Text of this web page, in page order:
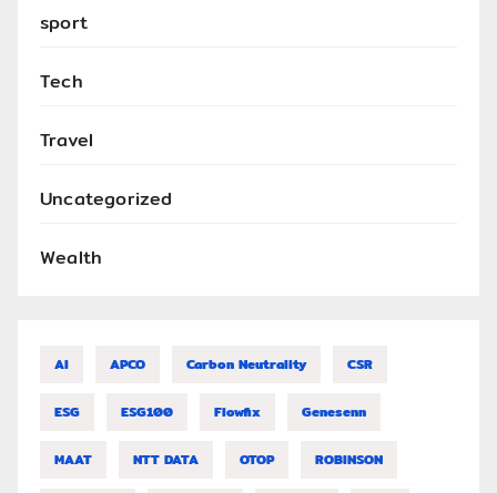
sport
Tech
Travel
Uncategorized
Wealth
AI APCO Carbon Neutrality CSR
ESG ESG100 Flowfix Genesenn
MAAT NTT DATA OTOP ROBINSON